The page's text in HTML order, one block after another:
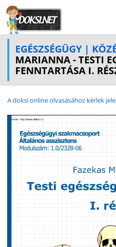
EGÉSZSÉGÜGY |
MARIANNA - TESTI
FENNTARTÁSA I.
A doksi online olvasásához kérlek